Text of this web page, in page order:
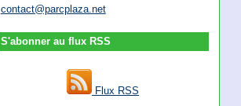
contact@parcplaza.net
S'abonner au flux RSS
Flux RSS